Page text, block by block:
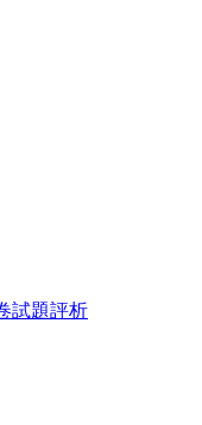
試題評析